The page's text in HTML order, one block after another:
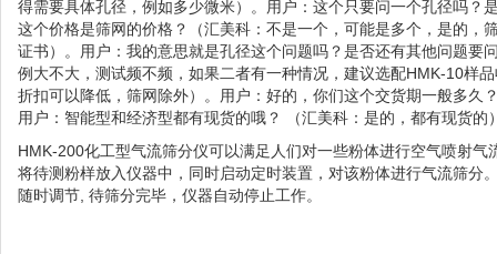
得需要具体孔径，例如多少微米）。用户：这个只要问一个孔径吗？
这个价格是筛网的价格？（汇美科：不是一个，可能是多个，是的，
证书）。用户：我的意思就是孔径这个问题吗？是否还有其他问题要
例大不大，测试频不频，如果二者有一种情况，建议选配HMK-10样
折扣可以降低，筛网除外）。用户：好的，你们这个交货期一般多久
用户：智能型和经济型都有现货的哦？ （汇美科：是的，都有现货的
HMK-200化工型气流筛分仪可以满足人们对一些粉体进行空气喷射气
将待测粉样放入仪器中，同时启动定时装置，对该粉体进行气流筛分
随时调节, 待筛分完毕，仪器自动停止工作。